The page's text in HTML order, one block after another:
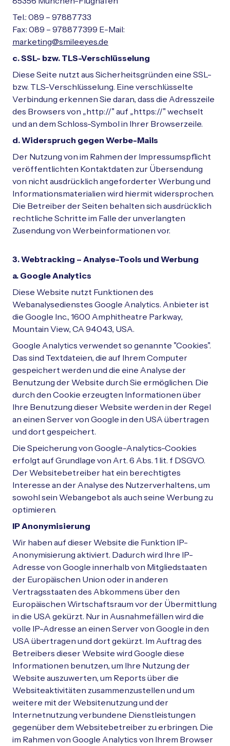
Tel.: 089 – 97887733
Fax: 089 – 978877399 E-Mail:
marketing@smileeyes.de
c. SSL- bzw. TLS-Verschlüsselung
Diese Seite nutzt aus Sicherheitsgründen eine SSL-
bzw. TLS-Verschlüsselung. Eine verschlüsselte
Verbindung erkennen Sie daran, dass die Adresszeile
des Browsers von „http://" auf „https://" wechselt
und an dem Schloss-Symbol in Ihrer Browserzeile.
d. Widerspruch gegen Werbe-Mails
Der Nutzung von im Rahmen der Impressumspflicht
veröffentlichten Kontaktdaten zur Übersendung
von nicht ausdrücklich angeforderter Werbung und
Informationsmaterialien wird hiermit widersprochen.
Die Betreiber der Seiten behalten sich ausdrücklich
rechtliche Schritte im Falle der unverlangten
Zusendung von Werbeinformationen vor.
3. Webtracking – Analyse-Tools und Werbung
a. Google Analytics
Diese Website nutzt Funktionen des
Webanalysedienstes Google Analytics. Anbieter ist
die Google Inc., 1600 Amphitheatre Parkway,
Mountain View, CA 94043, USA.
Google Analytics verwendet so genannte "Cookies".
Das sind Textdateien, die auf Ihrem Computer
gespeichert werden und die eine Analyse der
Benutzung der Website durch Sie ermöglichen. Die
durch den Cookie erzeugten Informationen über
Ihre Benutzung dieser Website werden in der Regel
an einen Server von Google in den USA übertragen
und dort gespeichert.
Die Speicherung von Google-Analytics-Cookies
erfolgt auf Grundlage von Art. 6 Abs. 1 lit. f DSGVO.
Der Websitebetreiber hat ein berechtigtes
Interesse an der Analyse des Nutzerverhaltens, um
sowohl sein Webangebot als auch seine Werbung zu
optimieren.
IP Anonymisierung
Wir haben auf dieser Website die Funktion IP-
Anonymisierung aktiviert. Dadurch wird Ihre IP-
Adresse von Google innerhalb von Mitgliedstaaten
der Europäischen Union oder in anderen
Vertragsstaaten des Abkommens über den
Europäischen Wirtschaftsraum vor der Übermittlung
in die USA gekürzt. Nur in Ausnahmefällen wird die
volle IP-Adresse an einen Server von Google in den
USA übertragen und dort gekürzt. Im Auftrag des
Betreibers dieser Website wird Google diese
Informationen benutzen, um Ihre Nutzung der
Website auszuwerten, um Reports über die
Websiteaktivitäten zusammenzustellen und um
weitere mit der Websitenutzung und der
Internetnutzung verbundene Dienstleistungen
gegenüber dem Websitebetreiber zu erbringen. Die
im Rahmen von Google Analytics von Ihrem Browser